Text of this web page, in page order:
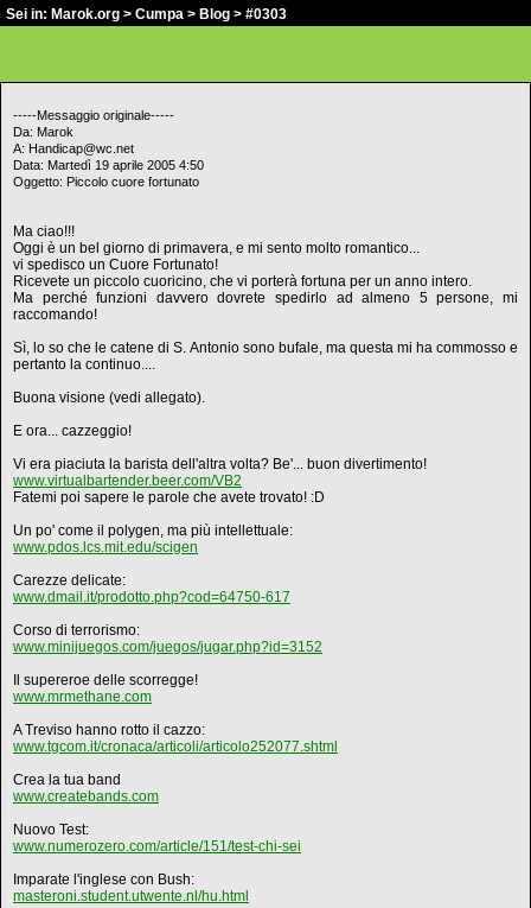
Sei in: Marok.org > Cumpa > Blog > #0303
-----Messaggio originale-----
Da: Marok
A: Handicap@wc.net
Data: Martedì 19 aprile 2005 4:50
Oggetto: Piccolo cuore fortunato
Ma ciao!!!
Oggi è un bel giorno di primavera, e mi sento molto romantico...
vi spedisco un Cuore Fortunato!
Ricevete un piccolo cuoricino, che vi porterà fortuna per un anno intero.
Ma perché funzioni davvero dovrete spedirlo ad almeno 5 persone, mi
raccomando!
Sì, lo so che le catene di S. Antonio sono bufale, ma questa mi ha commosso e
pertanto la continuo....
Buona visione (vedi allegato).
E ora... cazzeggio!
Vi era piaciuta la barista dell'altra volta? Be'... buon divertimento!
www.virtualbartender.beer.com/VB2
Fatemi poi sapere le parole che avete trovato! :D
Un po' come il polygen, ma più intellettuale:
www.pdos.lcs.mit.edu/scigen
Carezze delicate:
www.dmail.it/prodotto.php?cod=64750-617
Corso di terrorismo:
www.minijuegos.com/juegos/jugar.php?id=3152
Il supereroe delle scorregge!
www.mrmethane.com
A Treviso hanno rotto il cazzo:
www.tgcom.it/cronaca/articoli/articolo252077.shtml
Crea la tua band
www.createbands.com
Nuovo Test:
www.numerozero.com/article/151/test-chi-sei
Imparate l'inglese con Bush:
masteroni.student.utwente.nl/hu.html